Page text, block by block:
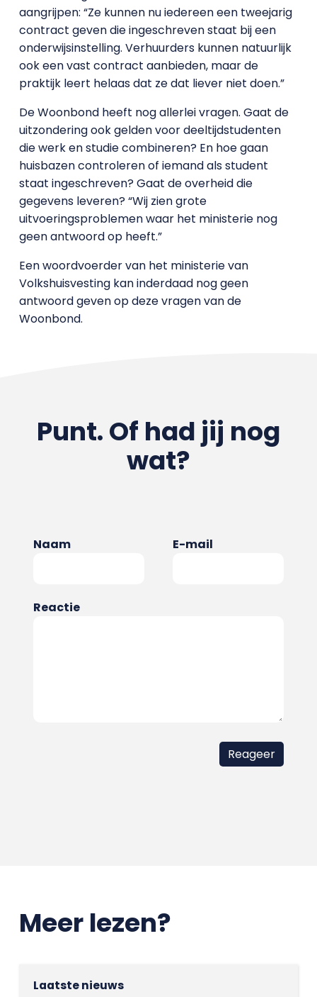
aangrijpen: “Ze kunnen nu iedereen een tweejarig
contract geven die ingeschreven staat bij een
onderwijsinstelling. Verhuurders kunnen natuurlijk
ook een vast contract aanbieden, maar de
praktijk leert helaas dat ze dat liever niet doen.”
De Woonbond heeft nog allerlei vragen. Gaat de
uitzondering ook gelden voor deeltijdstudenten
die werk en studie combineren? En hoe gaan
huisbazen controleren of iemand als student
staat ingeschreven? Gaat de overheid die
gegevens leveren? “Wij zien grote
uitvoeringsproblemen waar het ministerie nog
geen antwoord op heeft.”
Een woordvoerder van het ministerie van
Volkshuisvesting kan inderdaad nog geen
antwoord geven op deze vragen van de
Woonbond.
Punt. Of had jij nog
wat?
Naam E-mail
Reactie
Meer lezen?
Laatste nieuws